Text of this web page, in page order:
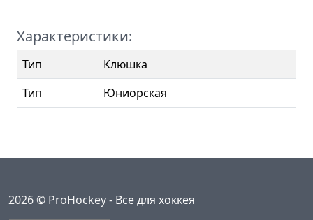
Характеристики:
Тип
Клюшка
Тип
Юниорская
2026 © ProHockey - Все для хоккея